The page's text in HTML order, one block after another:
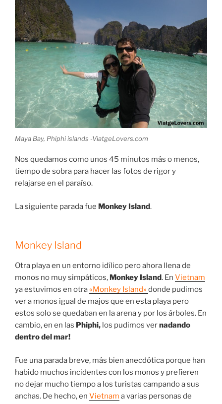
Maya Bay, Phiphi islands -ViatgeLovers.com
Nos quedamos como unos 45 minutos más o menos,
tiempo de sobra para hacer las fotos de rigor y
relajarse en el paraíso.
La siguiente parada fue Monkey Island.
Monkey Island
Otra playa en un entorno idílico pero ahora llena de
monos no muy simpáticos, Monkey Island. En Vietnam
ya estuvimos en otra«Monkey Island» donde pudimos
ver a monos igual de majos que en esta playa pero
estos solo se quedaban en la arena y por los árboles. En
cambio, en en las Phiphi, los pudimos vernadando
dentro del mar!
Fue una parada breve, más bien anecdótica porque han
habido muchos incidentes con los monos y prefieren
no dejar mucho tiempo a los turistas campando a sus
anchas. De hecho, en Vietnam a varias personas de